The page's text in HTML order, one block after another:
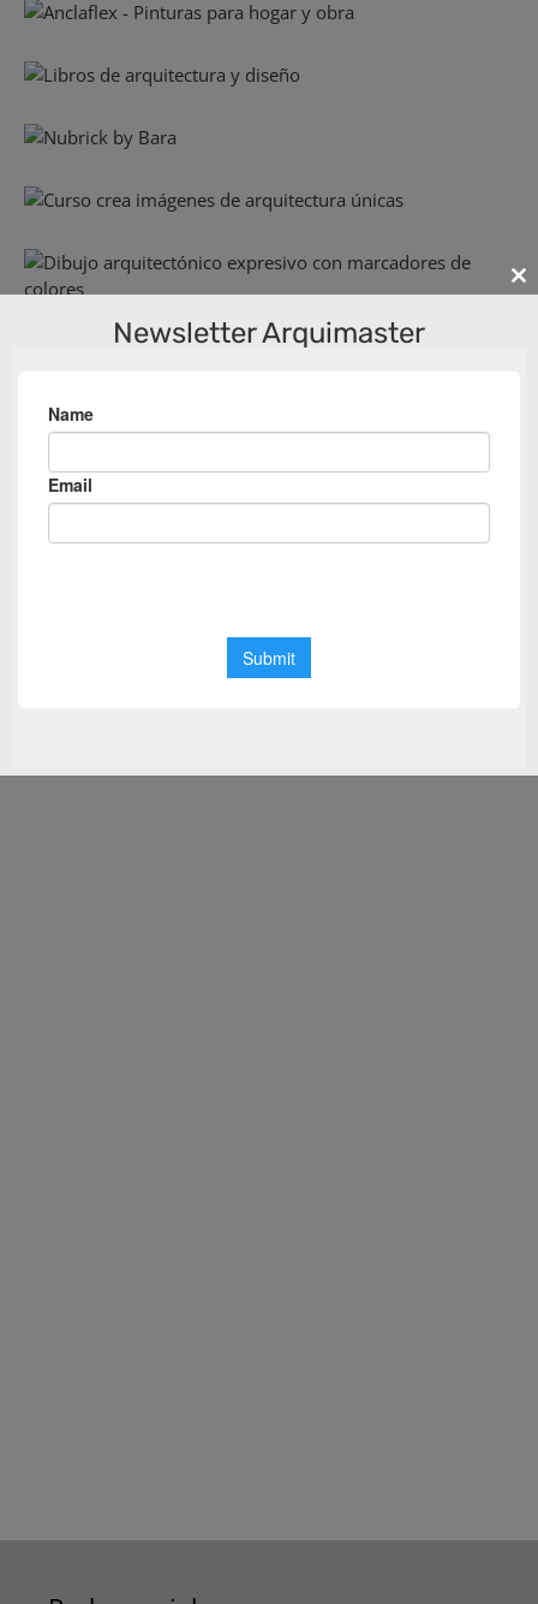
Newsletter Arquimaster